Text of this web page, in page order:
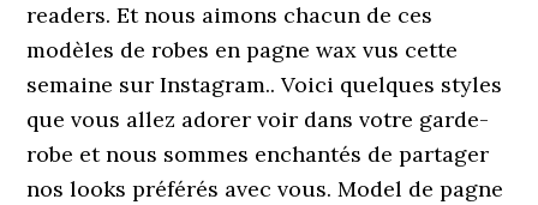
readers. Et nous aimons chacun de ces
modèles de robes en pagne wax vus cette
semaine sur Instagram.. Voici quelques styles
que vous allez adorer voir dans votre garde-
robe et nous sommes enchantés de partager
nos looks préférés avec vous. Model de pagne